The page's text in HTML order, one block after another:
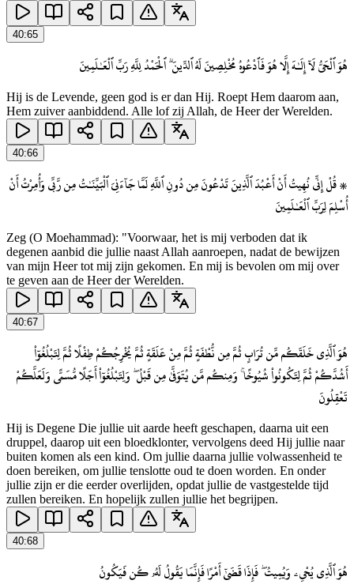
40:65
هُوَ ٱلْحَىُّ لَآ إِلَـٰهَ إِلَّا هُوَ فَٱدْعُوهُ مُخْلِصِينَ لَهُ ٱلدِّينَ ۗ ٱلْحَمْدُ لِلَّهِ رَبِّ ٱلْعَـٰلَمِينَ
Hij is de Levende, geen god is er dan Hij. Roept Hem daarom aan,
Hem zuiver aanbiddend. Alle lof zij Allah, de Heer der Werelden.
40:66
۞ قُلْ إِنِّى نُهِيتُ أَنْ أَعْبُدَ ٱلَّذِينَ تَدْعُونَ مِن دُونِ ٱللَّهِ لَمَّا جَآءَنِىَ ٱلْبَيِّنَـٰتُ مِن رَّبِّى وَأُمِرْتُ أَنْ
أُسْلِمَ لِرَبِّ ٱلْعَـٰلَمِينَ
Zeg (O Moehammad): "Voorwaar, het is mij verboden dat ik
degenen aanbid die jullie naast Allah aanroepen, nadat de bewijzen
van mijn Heer tot mij zijn gekomen. En mij is bevolen om mij over
te geven aan de Heer der Werelden.
40:67
هُوَ ٱلَّذِى خَلَقَكُم مِّن تُرَابٍ ثُمَّ مِن نُّطْفَةٍ ثُمَّ مِنْ عَلَقَةٍ ثُمَّ يُخْرِجُكُمْ طِفْلًا ثُمَّ لِتَبْلُغُوٓا۟
أَشُدَّكُمْ ثُمَّ لِتَكُونُوا۟ شُيُوخًا ۚ وَمِنكُم مَّن يُتَوَفَّىٰ مِن قَبْلُ ۖ وَلِتَبْلُغُوٓا۟ أَجَلًا مُّسَمًّى وَلَعَلَّكُمْ
تَعْقِلُونَ
Hij is Degene Die jullie uit aarde heeft geschapen, daarna uit een
druppel, daarop uit een bloedklonter, vervolgens deed Hij jullie naar
buiten komen als een kind. Om jullie daarna jullie volwassenheid te
doen bereiken, om jullie tenslotte oud te doen worden. En onder
jullie zijn er die eerder overlijden, opdat jullie de vastgestelde tijd
zullen bereiken. En hopelijk zullen jullie het begrijpen.
40:68
هُوَ ٱلَّذِى يُحْىِۦ وَيُمِيتُ ۖ فَإِذَا قَضَىٰٓ أَمْرًا فَإِنَّمَا يَقُولُ لَهُۥ كُن فَيَكُونُ